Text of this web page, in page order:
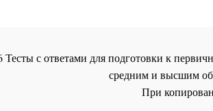
Тесты с ответами для подготовки к
средним и высшим
При